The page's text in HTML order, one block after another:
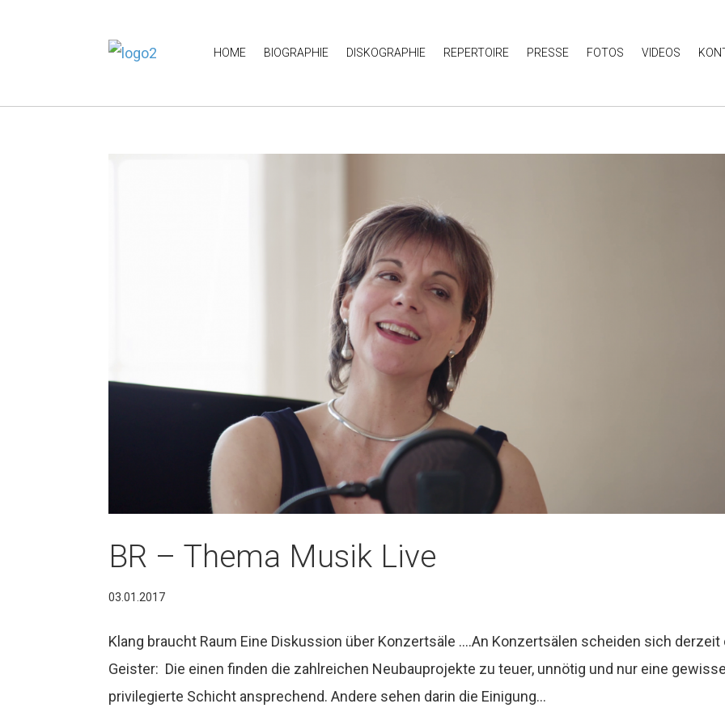
HOME BIOGRAPHIE DISKOGRAPHIE REPERTOIRE PRESSE FOTOS VIDEOS
BR – Thema Musik Live
03.01.2017
Klang braucht Raum Eine Diskussion über Konzertsäle ….An Konzertsälen scheiden sich derzeit
Geister: Die einen finden die zahlreichen Neubauprojekte zu teuer, unnötig und nur eine
privilegierte Schicht ansprechend. Andere sehen darin die Einigung...